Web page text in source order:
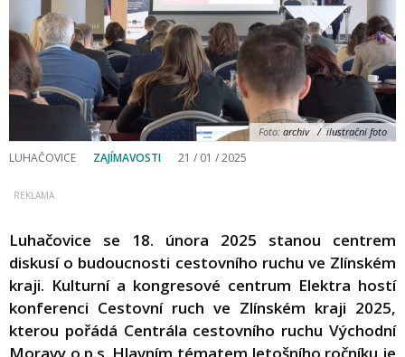
Foto: archiv / ilustrační foto
LUHAČOVICE ZAJÍMAVOSTI 21 / 01 / 2025
Luhačovice se 18. února 2025 stanou centrem
diskusí o budoucnosti cestovního ruchu ve Zlínském
kraji. Kulturní a kongresové centrum Elektra hostí
konferenci Cestovní ruch ve Zlínském kraji 2025,
kterou pořádá Centrála cestovního ruchu Východní
Moravy o.p.s. Hlavním tématem letošního ročníku je